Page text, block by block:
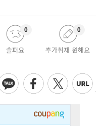
슬퍼요
0
추가취재 원해요
0